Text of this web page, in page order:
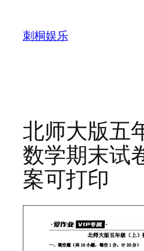
刺桐娱乐
北师大版五
数学期末试
案可打印